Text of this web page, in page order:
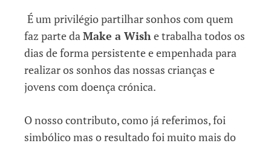
É um privilégio partilhar sonhos com quem
faz parte daMake a Wishe trabalha todos os
dias de forma persistente e empenhada para
realizar os sonhos das nossas crianças e
jovens com doença crónica.
O nosso contributo, como já referimos, foi
simbólico mas o resultado foi muito mais do